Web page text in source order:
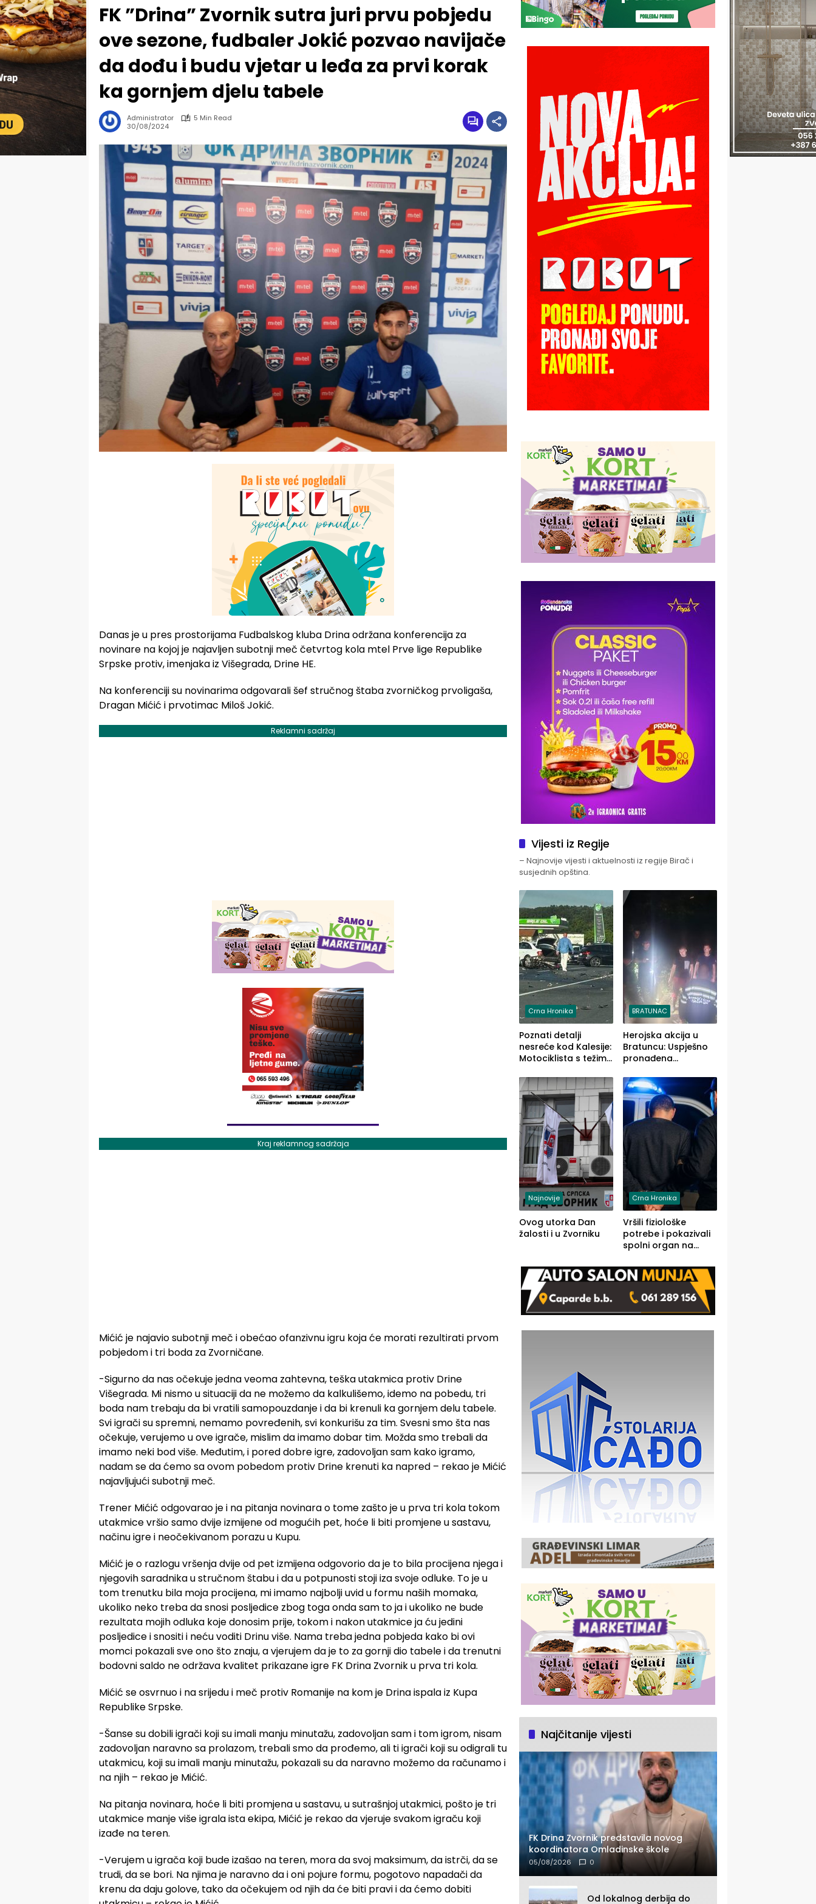
FK ”Drina” Zvornik sutra juri prvu pobjedu
ove sezone, fudbaler Jokić pozvao navijače
da dođu i budu vjetar u leđa za prvi korak
ka gornjem djelu tabele
Administrator
5 Min Read
30/08/2024
Danas je u pres prostorijama Fudbalskog kluba Drina održana konferencija za
novinare na kojoj je najavljen subotnji meč četvrtog kola mtel Prve lige Republike
Srpske protiv, imenjaka iz Višegrada, Drine HE.
Na konferenciji su novinarima odgovarali šef stručnog štaba zvorničkog prvoligaša,
Dragan Mićić i prvotimac Miloš Jokić.
Reklamni sadržaj
Kraj reklamnog sadržaja
Mićić je najavio subotnji meč i obećao ofanzivnu igru koja će morati rezultirati prvom
pobjedom i tri boda za Zvorničane.
-Sigurno da nas očekuje jedna veoma zahtevna, teška utakmica protiv Drine
Višegrada. Mi nismo u situaciji da ne možemo da kalkulišemo, idemo na pobedu, tri
boda nam trebaju da bi vratili samopouzdanje i da bi krenuli ka gornjem delu tabele.
Svi igrači su spremni, nemamo povređenih, svi konkurišu za tim. Svesni smo šta nas
očekuje, verujemo u ove igrače, mislim da imamo dobar tim. Možda smo trebali da
imamo neki bod više. Međutim, i pored dobre igre, zadovoljan sam kako igramo,
nadam se da ćemo sa ovom pobedom protiv Drine krenuti ka napred – rekao je Mićić
najavljujući subotnji meč.
Trener Mićić odgovarao je i na pitanja novinara o tome zašto je u prva tri kola tokom
utakmice vršio samo dvije izmijene od mogućih pet, hoće li biti promjene u sastavu,
načinu igre i neočekivanom porazu u Kupu.
Mićić je o razlogu vršenja dvije od pet izmijena odgovorio da je to bila procijena njega i
njegovih saradnika u stručnom štabu i da u potpunosti stoji iza svoje odluke. To je u
tom trenutku bila moja procijena, mi imamo najbolji uvid u formu naših momaka,
ukoliko neko treba da snosi posljedice zbog toga onda sam to ja i ukoliko ne bude
rezultata mojih odluka koje donosim prije, tokom i nakon utakmice ja ću jedini
posljedice i snositi i neću voditi Drinu više. Nama treba jedna pobjeda kako bi ovi
momci pokazali sve ono što znaju, a vjerujem da je to za gornji dio tabele i da trenutni
bodovni saldo ne održava kvalitet prikazane igre FK Drina Zvornik u prva tri kola.
Mićić se osvrnuo i na srijedu i meč protiv Romanije na kom je Drina ispala iz Kupa
Republike Srpske.
-Šanse su dobili igrači koji su imali manju minutažu, zadovoljan sam i tom igrom, nisam
zadovoljan naravno sa prolazom, trebali smo da prođemo, ali ti igrači koji su odigrali tu
utakmicu, koji su imali manju minutažu, pokazali su da naravno možemo da računamo i
na njih – rekao je Mićić.
Na pitanja novinara, hoće li biti promjena u sastavu, u sutrašnjoj utakmici, pošto je tri
utakmice manje više igrala ista ekipa, Mićić je rekao da vjeruje svakom igraču koji
izađe na teren.
-Verujem u igrača koji bude izašao na teren, mora da svoj maksimum, da istrči, da se
trudi, da se bori. Na njima je naravno da i oni pojure formu, pogotovo napadači da
krenu da daju golove, tako da očekujem od njih da će biti pravi i da ćemo dobiti
Vijesti iz Regije
– Najnovije vijesti i aktuelnosti iz regije Birač i
susjednih opština.
Crna Hronika
Poznati detalji
nesreće kod Kalesije:
Motociklista s težim,
lakšim povredama
BRATUNAC
Herojska akcija u
Bratuncu: Uspješno
pronađena
a Ivanka Lazić,
rodom iz Kravice.
Najnovije
Ovog utorka Dan
žalosti i u Zvorniku
Crna Hronika
Vršili fiziološke
potrebe i pokazivali
spolni organ na
uslijedile kazne
Najčitanije vijesti
FK Drina Zvornik predstavila novog
koordinatora Omladinske škole
05/08/2026 0
Od lokalnog derbija do